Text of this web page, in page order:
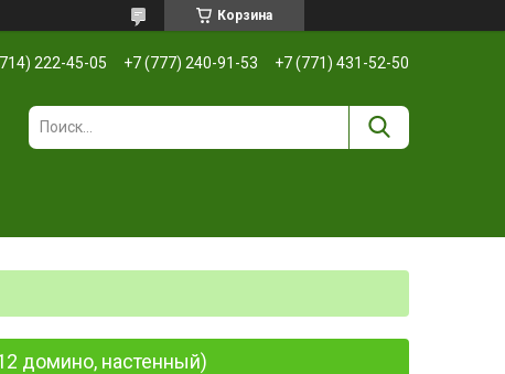
Корзина
222-45-05 +7 (777) 240-91-53 +7 (771) 431-52-50
домино, настенный)